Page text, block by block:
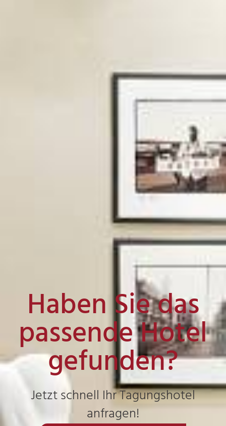
Haben Sie das
passende Hotel
gefunden?
Jetzt schnell Ihr Tagungshotel
anfragen!